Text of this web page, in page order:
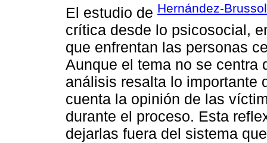
El estudio de Hernández-
crítica desde lo psicosocial,
que enfrentan las personas
Aunque el tema no se centra
análisis resalta lo importante
cuenta la opinión de las
durante el proceso. Esta
dejarlas fuera del sistema